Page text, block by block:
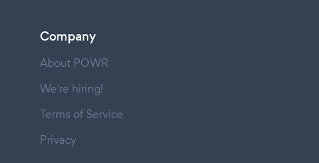
Company
About POWR
We're hiring!
Terms of Service
Privacy